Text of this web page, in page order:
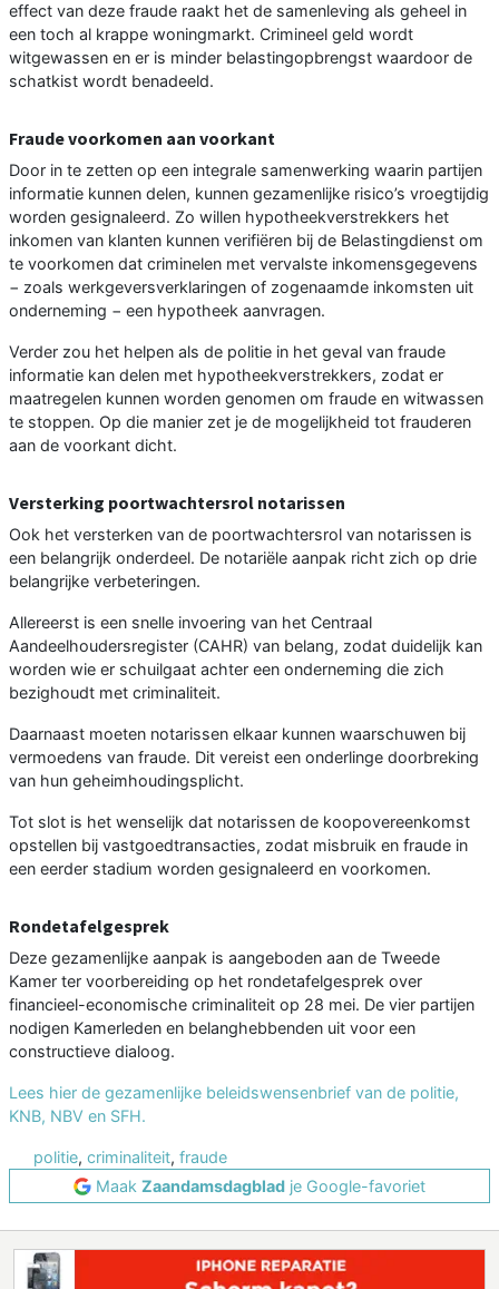
effect van deze fraude raakt het de samenleving als geheel in
een toch al krappe woningmarkt. Crimineel geld wordt
witgewassen en er is minder belastingopbrengst waardoor de
schatkist wordt benadeeld.
Fraude voorkomen aan voorkant
Door in te zetten op een integrale samenwerking waarin partijen
informatie kunnen delen, kunnen gezamenlijke risico’s vroegtijdig
worden gesignaleerd. Zo willen hypotheekverstrekkers het
inkomen van klanten kunnen verifiëren bij de Belastingdienst om
te voorkomen dat criminelen met vervalste inkomensgegevens
− zoals werkgeversverklaringen of zogenaamde inkomsten uit
onderneming − een hypotheek aanvragen.
Verder zou het helpen als de politie in het geval van fraude
informatie kan delen met hypotheekverstrekkers, zodat er
maatregelen kunnen worden genomen om fraude en witwassen
te stoppen. Op die manier zet je de mogelijkheid tot frauderen
aan de voorkant dicht.
Versterking poortwachtersrol notarissen
Ook het versterken van de poortwachtersrol van notarissen is
een belangrijk onderdeel. De notariële aanpak richt zich op drie
belangrijke verbeteringen.
Allereerst is een snelle invoering van het Centraal
Aandeelhoudersregister (CAHR) van belang, zodat duidelijk kan
worden wie er schuilgaat achter een onderneming die zich
bezighoudt met criminaliteit.
Daarnaast moeten notarissen elkaar kunnen waarschuwen bij
vermoedens van fraude. Dit vereist een onderlinge doorbreking
van hun geheimhoudingsplicht.
Tot slot is het wenselijk dat notarissen de koopovereenkomst
opstellen bij vastgoedtransacties, zodat misbruik en fraude in
een eerder stadium worden gesignaleerd en voorkomen.
Rondetafelgesprek
Deze gezamenlijke aanpak is aangeboden aan de Tweede
Kamer ter voorbereiding op het rondetafelgesprek over
financieel-economische criminaliteit op 28 mei. De vier partijen
nodigen Kamerleden en belanghebbenden uit voor een
constructieve dialoog.
Lees hier de gezamenlijke beleidswensenbrief van de politie,
KNB, NBV en SFH.
politie, criminaliteit, fraude
Maak Zaandamsdagblad je Google-favoriet